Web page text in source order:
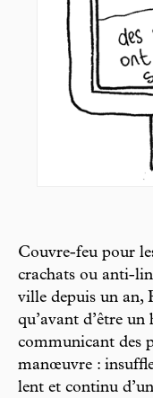
Couvre-feu pour
crachats ou anti-
ville depuis un an,
qu’avant d’être
communicant des
manœuvre :
lent et continu